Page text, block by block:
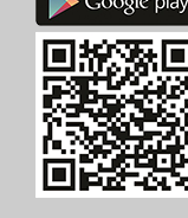
Υγεία
Αυτόματοι
Απινιδωτές